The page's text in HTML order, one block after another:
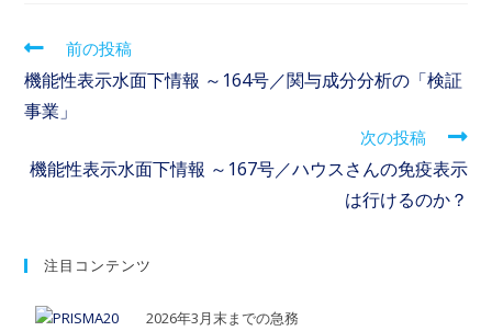
前の投稿
機能性表示水面下情報 ～164号／関与成分分析の「検証
事業」
次の投稿
機能性表示水面下情報 ～167号／ハウスさんの免疫表示
は行けるのか？
注目コンテンツ
2026年3月末までの急務